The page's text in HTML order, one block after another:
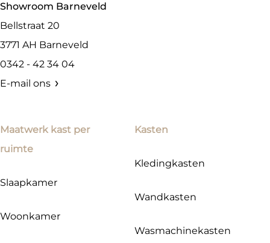
Showroom Barneveld
Bellstraat 20
3771 AH Barneveld
0342 - 42 34 04
E-mail ons
Maatwerk kast per
ruimte
Slaapkamer
Woonkamer
Kasten
Kledingkasten
Wandkasten
Wasmachinekasten